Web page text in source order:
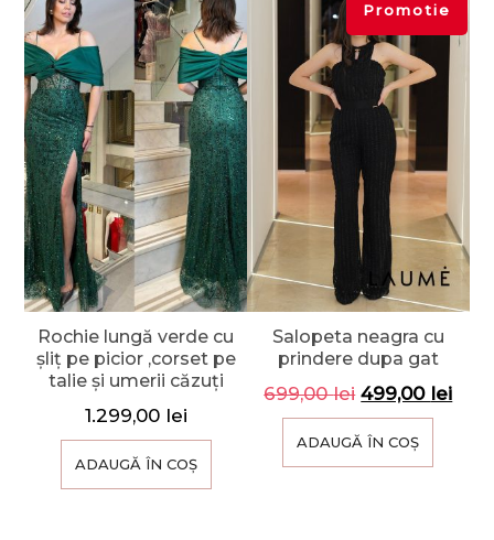
Rochie lungă verde cu
șliț pe picior ,corset pe
talie și umerii căzuți
1.299,00 lei
ADAUGĂ ÎN COȘ
Promotie
Salopeta neagra cu
prindere dupa gat
699,00lei 499,00 lei
ADAUGĂ ÎN COȘ